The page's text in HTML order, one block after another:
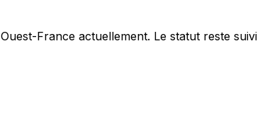
Ouest-France actuellement. Le statut reste